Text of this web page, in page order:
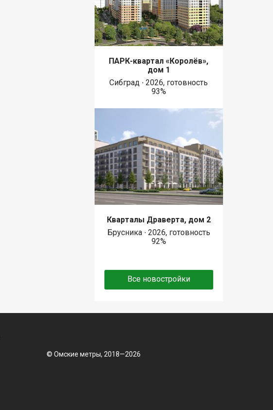
ПАРК-квартал «Королёв»,
дом 1
Сибград ∙ 2026, готовность
93%
Кварталы Драверта, дом 2
Брусника ∙ 2026, готовность
92%
Все новостройки
© Омские метры, 2018—2026